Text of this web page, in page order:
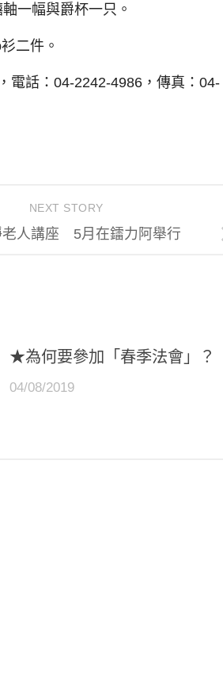
一幅與爵杯一只。
二件。
話：04-2242-4986，傳真：04-
NEXT STORY
老人講座 5月在鐳力阿舉行
★為何要參加「春季法會」？
04/08/2019